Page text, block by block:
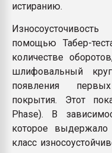
истиранию.
помощью Табер-
количестве
шлифовальный
появления
покрытия. Этот
Phase). В
которое выдержало
класс